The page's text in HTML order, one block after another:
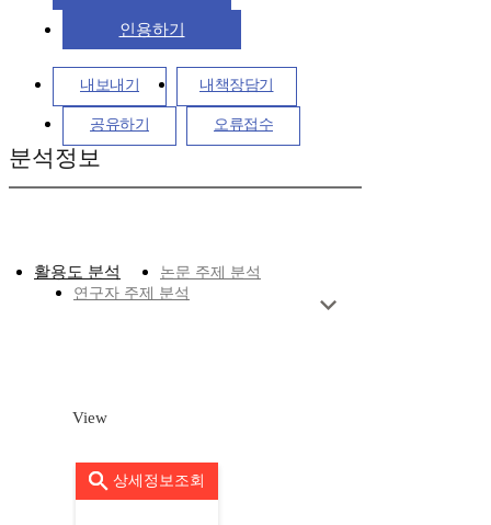
인용하기
내보내기 내책장담기
공유하기 오류접수
분석정보
활용도 분석
논문 주제 분석
연구자 주제 분석
View
상세정보조회